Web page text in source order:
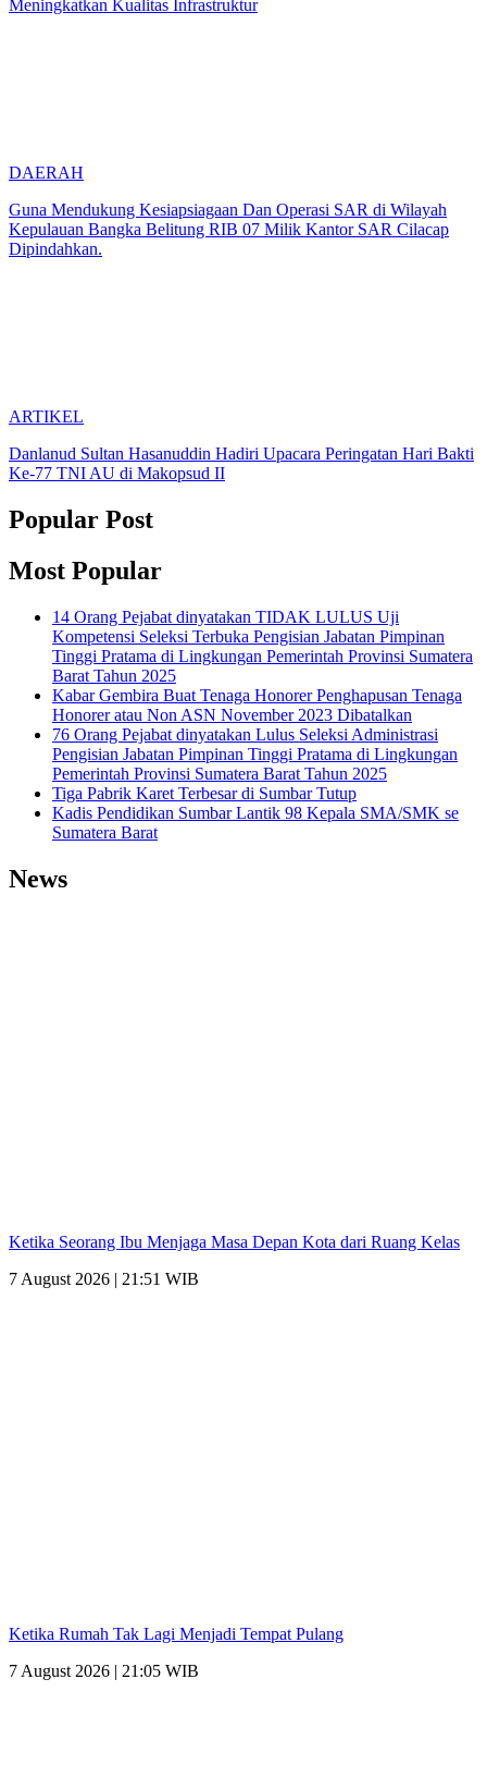
Meningkatkan Kualitas Infrastruktur
DAERAH
Guna Mendukung Kesiapsiagaan Dan Operasi SAR di Wilayah
Kepulauan Bangka Belitung RIB 07 Milik Kantor SAR Cilacap
Dipindahkan.
ARTIKEL
Danlanud Sultan Hasanuddin Hadiri Upacara Peringatan Hari Bakti
Ke-77 TNI AU di Makopsud II
Popular Post
Most Popular
14 Orang Pejabat dinyatakan TIDAK LULUS Uji
Kompetensi Seleksi Terbuka Pengisian Jabatan Pimpinan
Tinggi Pratama di Lingkungan Pemerintah Provinsi Sumatera
Barat Tahun 2025
Kabar Gembira Buat Tenaga Honorer Penghapusan Tenaga
Honorer atau Non ASN November 2023 Dibatalkan
76 Orang Pejabat dinyatakan Lulus Seleksi Administrasi
Pengisian Jabatan Pimpinan Tinggi Pratama di Lingkungan
Pemerintah Provinsi Sumatera Barat Tahun 2025
Tiga Pabrik Karet Terbesar di Sumbar Tutup
Kadis Pendidikan Sumbar Lantik 98 Kepala SMA/SMK se
Sumatera Barat
News
Ketika Seorang Ibu Menjaga Masa Depan Kota dari Ruang Kelas
7 August 2026 | 21:51 WIB
Ketika Rumah Tak Lagi Menjadi Tempat Pulang
7 August 2026 | 21:05 WIB